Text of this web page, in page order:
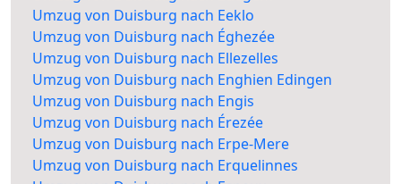
Umzug von Duisburg nach Eeklo
Umzug von Duisburg nach Éghezée
Umzug von Duisburg nach Ellezelles
Umzug von Duisburg nach Enghien Edingen
Umzug von Duisburg nach Engis
Umzug von Duisburg nach Érezée
Umzug von Duisburg nach Erpe-Mere
Umzug von Duisburg nach Erquelinnes